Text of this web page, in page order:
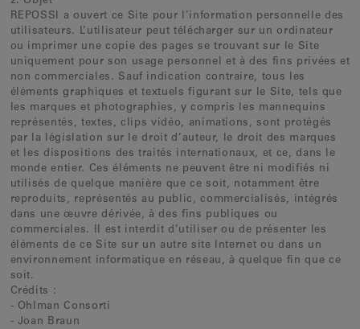
REPOSSI a ouvert ce Site pour l’information personnelle des
utilisateurs. L’utilisateur peut télécharger sur un ordinateur
ou imprimer une copie des pages se trouvant sur le Site
uniquement pour son usage personnel et à des fins privées et
non commerciales. Sauf indication contraire, tous les
éléments graphiques et textuels figurant sur le Site, tels que
les marques et photographies, y compris les mannequins
représentés, textes, clips vidéo, animations, sont protégés
par la législation sur le droit d’auteur, le droit des marques
et les dispositions des traités internationaux, et ce, dans le
monde entier. Ces éléments ne peuvent être ni modifiés ni
utilisés de quelque manière que ce soit, notamment être
reproduits, représentés au public, commercialisés, intégrés
dans une œuvre dérivée, à des fins publiques ou
commerciales. Il est interdit d’utiliser ou de présenter les
éléments de ce Site sur un autre site Internet ou dans un
environnement informatique en réseau, à quelque fin que ce
soit.
Crédits :
- Ohlman Consorti
- Joan Braun